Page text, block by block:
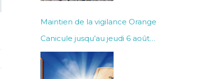
Maintien de la vigilance Orange
Canicule jusqu’au jeudi 6 août
inclus